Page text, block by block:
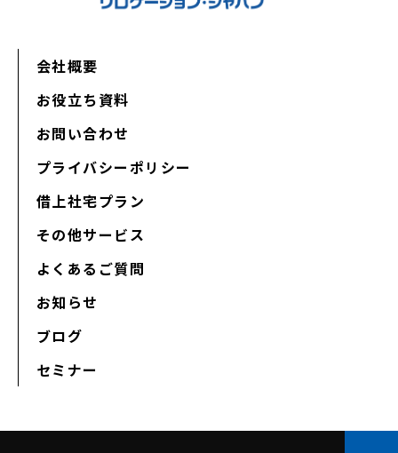
会社概要
お役立ち資料
お問い合わせ
プライバシーポリシー
借上社宅プラン
その他サービス
よくあるご質問
お知らせ
ブログ
セミナー